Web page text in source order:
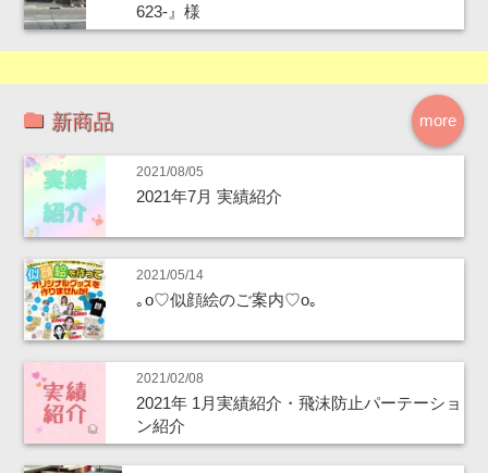
623-』様
more
新商品
2021/08/05
2021年7月 実績紹介
2021/05/14
｡o♡似顔絵のご案内♡o｡
2021/02/08
2021年 1月実績紹介・飛沫防止パーテーショ
ン紹介